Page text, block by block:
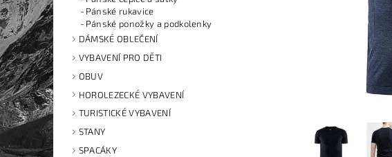
Pánské rukavice
Pánské ponožky a podkolenky
DÁMSKÉ OBLEČENÍ
VYBAVENÍ PRO DĚTI
OBUV
HOROLEZECKÉ VYBAVENÍ
TURISTICKÉ VYBAVENÍ
STANY
SPACÁKY